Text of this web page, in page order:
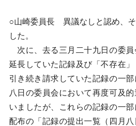
○山崎委員長 異議なしと認め、そ
した。
次に、去る三月二十九日の委員
延長していた記録及び「不存在
引き続き請求していた記録の一
八日の委員会において再度可及
いましたが、これらの記録の一
配布の「記録の提出一覧（四月